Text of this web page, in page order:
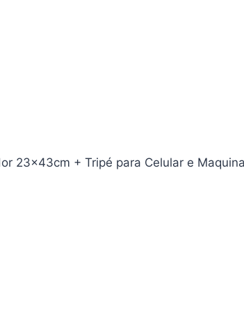
23x43cm + Tripé para Celular e